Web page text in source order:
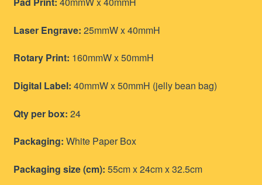
Laser Engrave: 25mmW x 40mmH
Rotary Print: 160mmW x 50mmH
Digital Label: 40mmW x 50mmH (jelly bean bag)
Qty per box: 24
Packaging: White Paper Box
Packaging size (cm): 55cm x 24cm x 32.5cm